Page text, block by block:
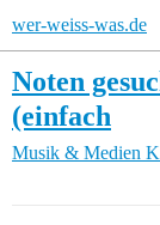
wer-weiss-was.de
Noten
(einfach
Musik & Medien